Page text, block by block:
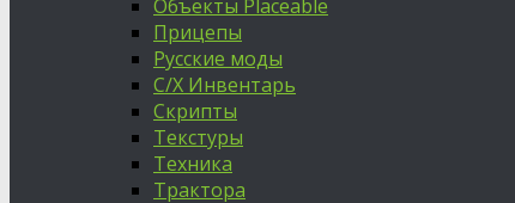
Объекты Placeable
Прицепы
Русские моды
С/Х Инвентарь
Скрипты
Текстуры
Техника
Трактора